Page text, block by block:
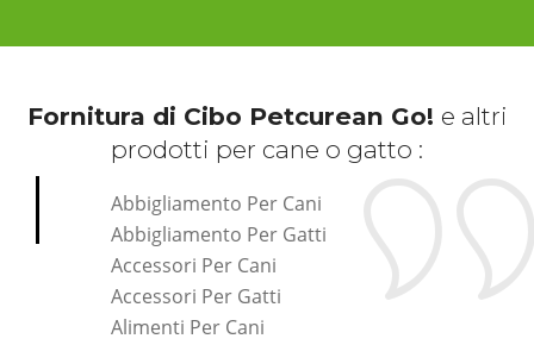
Fornitura di Cibo Petcurean Go! e altri
prodotti per cane o gatto :
Abbigliamento Per Cani
Abbigliamento Per Gatti
Accessori Per Cani
Accessori Per Gatti
Alimenti Per Cani